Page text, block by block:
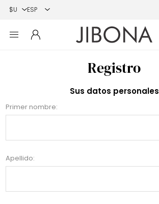
Registro
Sus datos personales
Primer nombre:
Apellido: